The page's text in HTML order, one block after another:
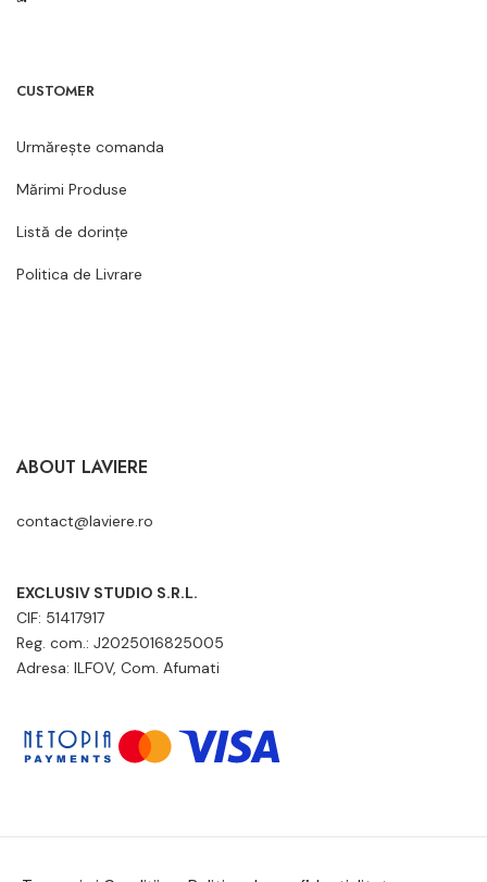
CUSTOMER
Urmărește comanda
Mărimi Produse
Listă de dorințe
Politica de Livrare
ABOUT LAVIERE
contact@laviere.ro
EXCLUSIV STUDIO S.R.L.
CIF: 51417917
Reg. com.: J2025016825005
Adresa: ILFOV, Com. Afumati